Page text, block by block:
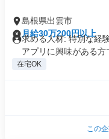
島根県出雲市
月給30万200円以上
求める人材: 特別な経
アプリに興味がある方
在宅OK
この